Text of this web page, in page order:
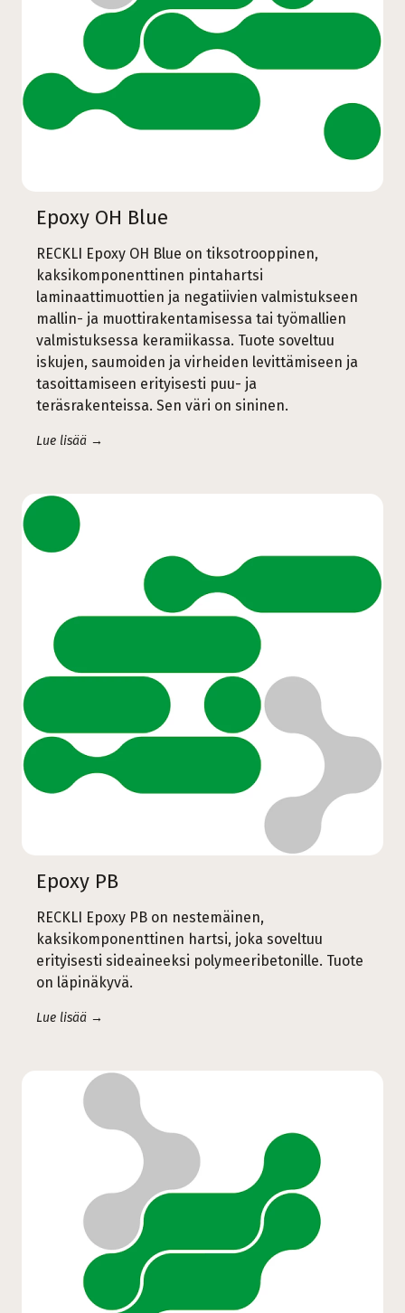
Epoxy OH Blue
RECKLI Epoxy OH Blue on tiksotrooppinen,
kaksikomponenttinen pintahartsi
laminaattimuottien ja negatiivien valmistukseen
mallin- ja muottirakentamisessa tai työmallien
valmistuksessa keramiikassa. Tuote soveltuu
iskujen, saumoiden ja virheiden levittämiseen ja
tasoittamiseen erityisesti puu- ja
teräsrakenteissa. Sen väri on sininen.
Lue lisää →
Epoxy PB
RECKLI Epoxy PB on nestemäinen,
kaksikomponenttinen hartsi, joka soveltuu
erityisesti sideaineeksi polymeeribetonille. Tuote
on läpinäkyvä.
Lue lisää →